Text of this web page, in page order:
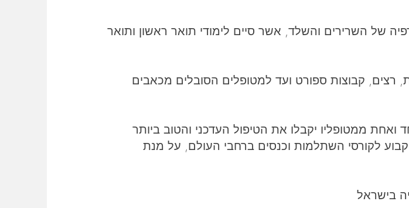
של השרירים והשלד, אשר סיים לימודי תואר ראשון ותואר
רצים, קבוצות ספורט ועד למטופלים הסובלים מכאבים
ואחת ממטופליו יקבלו את הטיפול העדכני והטוב ביותר
לקורסי השתלמות וכנסים ברחבי העולם, על מנת
בישראל